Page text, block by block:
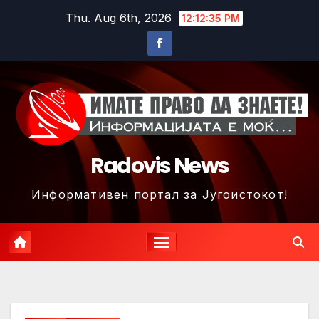
Thu. Aug 6th, 2026 12:12:38 PM
Radovis News
Информативен портал за Југоистокот!